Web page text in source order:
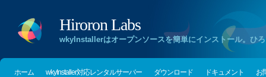
Hiroron Labs
wkyInstallerはオープンソースを簡単にインストール。ひ
ホーム wkyInstaller対応レンタルサーバー ダウンロード ドキュメント お